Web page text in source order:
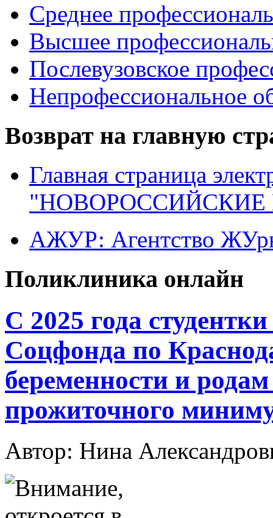
Среднее
Высшее
Послевузовское
Непрофессиональное
Возврат на главную
Главная страница
"НОВОРОССИЙСКИЕ
АЖУР: Агентство
Поликлиника онлайн
С 2025 года
Соцфонда по
беременности и
прожиточного
Автор: Нина